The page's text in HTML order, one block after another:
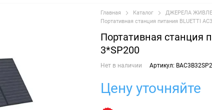
Главная Каталог ДЖЕРЕЛА
Портативная станция питания BLUETTI
Портативная станция
3*SP200
Нет в наличии Артикул:
Цену уточняйте